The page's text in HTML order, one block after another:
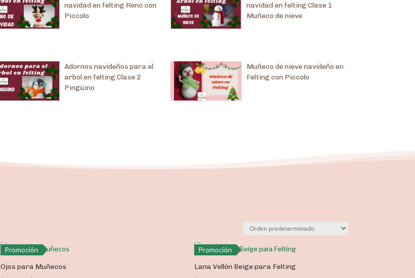
navidad en felting Reno con
Piccolo
navidad en felting Clase 1
Muñeco de nieve
Adornos navideños para el
arbol en felting Clase 2
Pingüino
Muñeco de nieve navideño en
Felting con Piccolo
Promoción
Ojos para Muñecos
Promoción
Lana Vellón Beige para Felting